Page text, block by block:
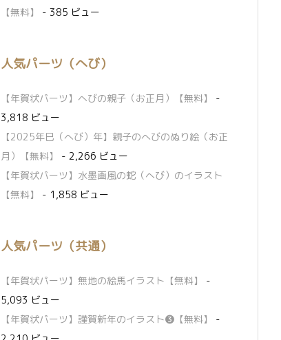
【無料】
- 385 ビュー
人気パーツ（へび）
【年賀状パーツ】へびの親子（お正月）【無料】
-
3,818 ビュー
【2025年巳（へび）年】親子のへびのぬり絵（お正
月）【無料】
- 2,266 ビュー
【年賀状パーツ】水墨画風の蛇（へび）のイラスト
【無料】
- 1,858 ビュー
人気パーツ（共通）
【年賀状パーツ】無地の絵馬イラスト【無料】
-
5,093 ビュー
【年賀状パーツ】謹賀新年のイラスト❸【無料】
-